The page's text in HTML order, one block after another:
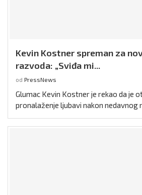
Kevin Kostner spreman za
razvoda: „Sviđa mi...
od PressNews
Glumac Kevin Kostner je rekao da je
pronalaženje ljubavi nakon nedavnog